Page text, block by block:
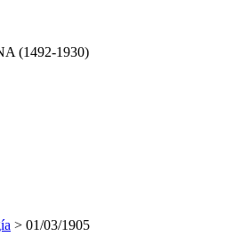
(1492-1930)
> 01/03/1905